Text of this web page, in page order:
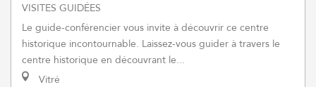
VISITES GUIDÉES
Le guide-conférencier vous invite à découvrir ce centre
historique incontournable. Laissez-vous guider à travers le
centre historique en découvrant le...
Vitré